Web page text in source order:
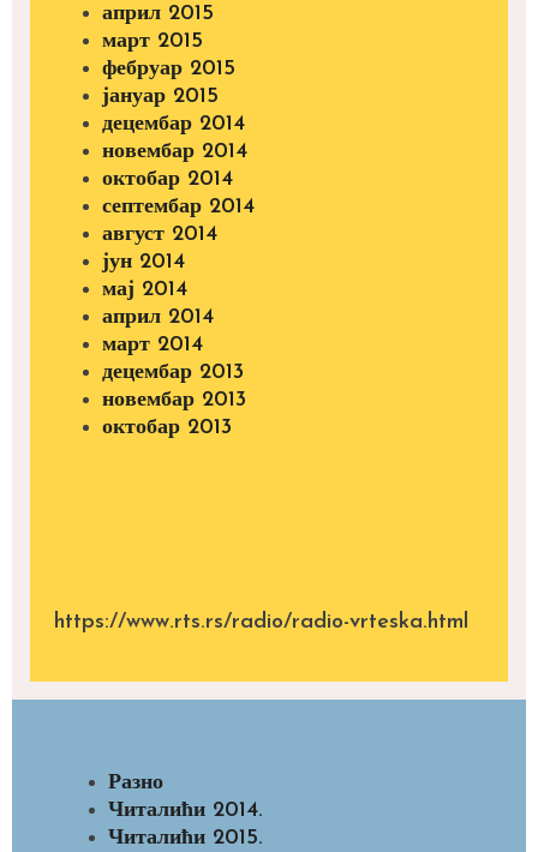
април 2015
март 2015
фебруар 2015
јануар 2015
децембар 2014
новембар 2014
октобар 2014
септембар 2014
август 2014
јун 2014
мај 2014
април 2014
март 2014
децембар 2013
новембар 2013
октобар 2013
https://www.rts.rs/radio/radio-vrteska.html
Разно
Читалићи 2014.
Читалићи 2015.